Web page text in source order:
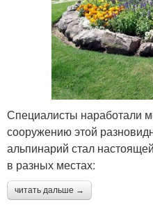
Специалисты наработали
сооружению этой
альпинарий стал
в разных местах:
читать дальше →